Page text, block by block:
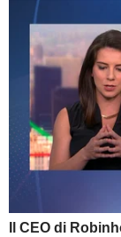
Il CEO di